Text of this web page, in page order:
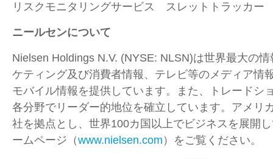
リスクモニタリングサービス スレットトラッカ
ニールセンについて
Nielsen Holdings N.V. (NYSE: NLSN)は世界最大の
ケティング及び消費者情報、テレビ等のメディア情
モバイル情報を提供しています。また、トレードシ
各分野でリーダー的地位を確立しています。アメリ
社を拠点とし、世界100カ国以上でビジネスを展開
ームページ（www.nielsen.com）をご覧ください。